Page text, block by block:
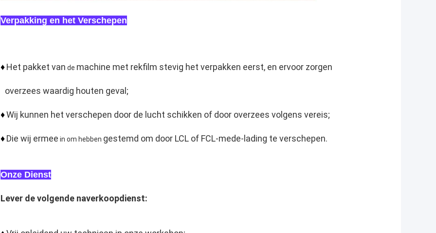
Verpakking en het Verschepen
♦ Het pakket van de machine met rekfilm stevig het verpakken eerst, en ervoor zorgen
overzees waardig houten geval;
♦Wij kunnen het verschepen door de lucht schikken of door overzees volgens vereis;
♦ Die wij ermee in om hebben gestemd om door LCL of FCL-mede-lading te verschepen.
Onze Dienst
Lever de volgende naverkoopdienst: